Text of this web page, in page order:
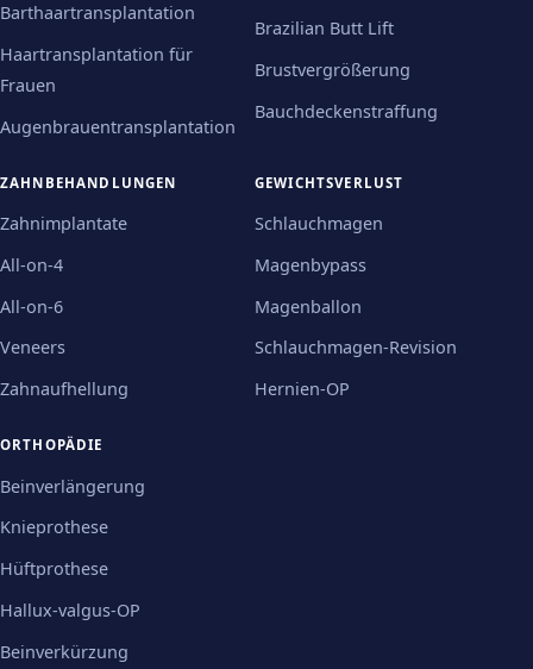
Barthaartransplantation
Haartransplantation für
Frauen
Augenbrauentransplantation
Brazilian Butt Lift
Brustvergrößerung
Bauchdeckenstraffung
ZAHNBEHANDLUNGEN
Zahnimplantate
All-on-4
All-on-6
Veneers
Zahnaufhellung
GEWICHTSVERLUST
Schlauchmagen
Magenbypass
Magenballon
Schlauchmagen-Revision
Hernien-OP
ORTHOPÄDIE
Beinverlängerung
Knieprothese
Hüftprothese
Hallux-valgus-OP
Beinverkürzung